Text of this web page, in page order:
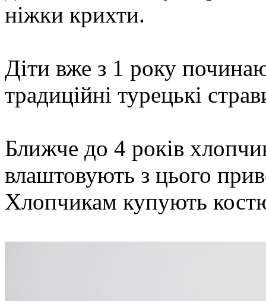
ніжки крихти.
Діти вже з 1 року
традиційні турецькі
Ближче до 4 років
влаштовують з цього
Хлопчикам купують